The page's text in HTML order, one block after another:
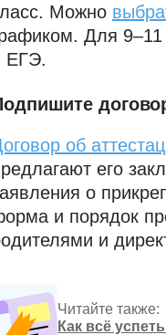
Можно
Для
ЕГЭ.
об
его
о
и порядок
и
Читайте также:
Как всё